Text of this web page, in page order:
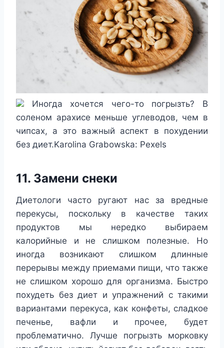
Иногда хочется чего-то погрызть? В
соленом арахисе меньше углеводов, чем в
чипсах, а это важный аспект в похудении
без диет.Karolina Grabowska: Pexels
11. Замени снеки
Диетологи часто ругают нас за вредные
перекусы, поскольку в качестве таких
продуктов мы нередко выбираем
калорийные и не слишком полезные. Но
иногда возникают слишком длинные
перерывы между приемами пищи, что также
не слишком хорошо для организма. Быстро
похудеть без диет и упражнений с такими
вариантами перекуса, как конфеты, сладкое
печенье, вафли и прочее, будет
проблематично. Лучше погрызть морковку